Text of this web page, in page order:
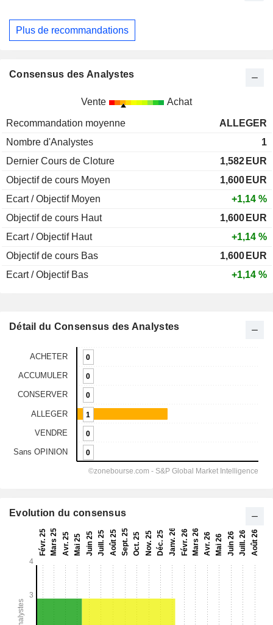
Plus de recommandations
Consensus des Analystes
Vente Achat
Recommandation moyenne
ALLEGER
Nombre d'Analystes
1
Dernier Cours de Cloture
1,582 EUR
Objectif de cours Moyen
1,600 EUR
Ecart / Objectif Moyen
+1,14 %
Objectif de cours Haut
1,600 EUR
Ecart / Objectif Haut
+1,14 %
Objectif de cours Bas
1,600 EUR
Ecart / Objectif Bas
+1,14 %
Détail du Consensus des Analystes
Evolution du consensus